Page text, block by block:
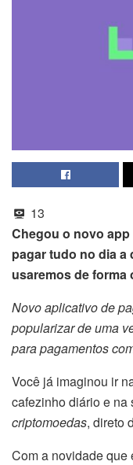
13
Chegou o novo
pagar tudo no dia a
usaremos de forma
Novo aplicativo de
popularizar de uma
para pagamentos
Você já imaginou ir
cafezinho diário e na
criptomoedas, direto
Com a novidade que